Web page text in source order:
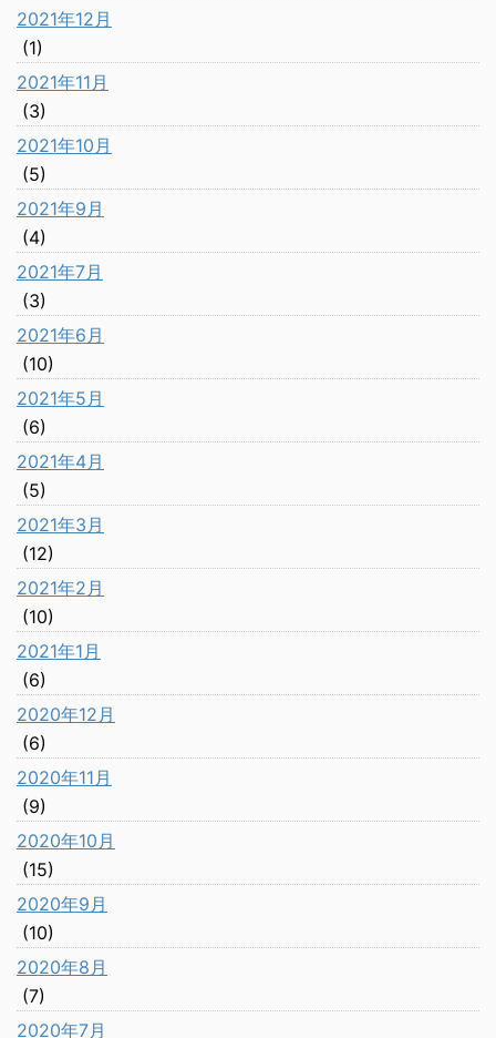
2021年12月
(1)
2021年11月
(3)
2021年10月
(5)
2021年9月
(4)
2021年7月
(3)
2021年6月
(10)
2021年5月
(6)
2021年4月
(5)
2021年3月
(12)
2021年2月
(10)
2021年1月
(6)
2020年12月
(6)
2020年11月
(9)
2020年10月
(15)
2020年9月
(10)
2020年8月
(7)
2020年7月